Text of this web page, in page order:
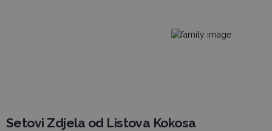
Setovi Zdjela od Listova Kokosa